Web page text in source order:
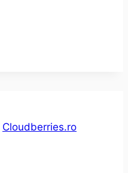
Cloudberries.ro